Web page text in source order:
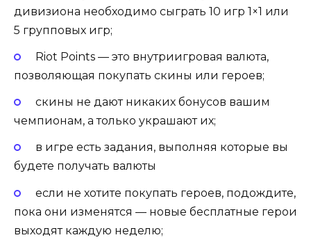
дивизиона необходимо сыграть 10 игр 1×1 или
5 групповых игр;
Riot Points — это внутриигровая валюта,
позволяющая покупать скины или героев;
скины не дают никаких бонусов вашим
чемпионам, а только украшают их;
в игре есть задания, выполняя которые вы
будете получать валюты
если не хотите покупать героев, подождите,
пока они изменятся — новые бесплатные герои
выходят каждую неделю;